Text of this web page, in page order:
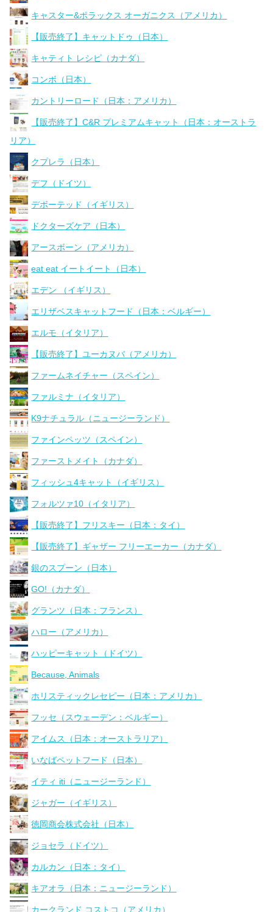
キャスター&ポラックス オーガニクス（アメリカ）
【販売終了】キャットドゥ（日本）
キャティト レシピ（カナダ）
コンボ（日本）
カントリーロード（日本：アメリカ）
【販売終了】C&R プレミアムキャット（日本：オーストラ
リア）
クプレラ（日本）
デフ（ドイツ）
デボーテッド（イギリス）
ドクターズケア（日本）
アースボーン（アメリカ）
eat eat イートイート（日本）
エデン （イギリス）
エリザベスキャットフード（日本：ベルギー）
エルモ（イタリア）
【販売終了】ユーカヌバ（アメリカ）
ファームネイチャー（スペイン）
ファルミナ（イタリア）
K9ナチュラル（ニュージーランド）
ファインペッツ（スペイン）
ファーストメイト（カナダ）
フィッシュ4キャット（イギリス）
フォルツァ10（イタリア）
【販売終了】フリスキー（日本：タイ）
【販売終了】ギャザー フリーエーカー（カナダ）
銀のスプーン（日本）
GO!（カナダ）
グランツ（日本：フランス）
ハロー（アメリカ）
ハッピーキャット（ドイツ）
Because, Animals
ホリスティックレセピー（日本：アメリカ）
フッセ（スウェーデン：ベルギー）
アイムス（日本：オーストラリア）
いなばペットフード（日本）
イティ iti（ニュージーランド）
ジャガー（イギリス）
徳岡商会株式会社（日本）
ジョセラ（ドイツ）
カルカン（日本：タイ）
キアオラ（日本：ニュージーランド）
カークランド コストコ（アメリカ）